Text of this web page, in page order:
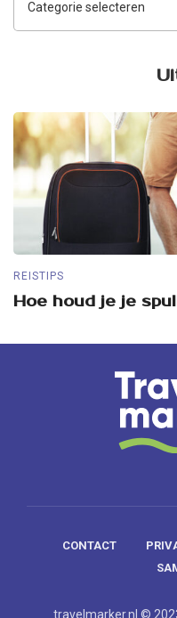
REISTIPS
Hoe houd je je
CONTACT
travelmarker.nl ©